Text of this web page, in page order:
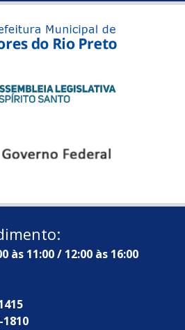
às 11:00 / 12:00 às 16:00